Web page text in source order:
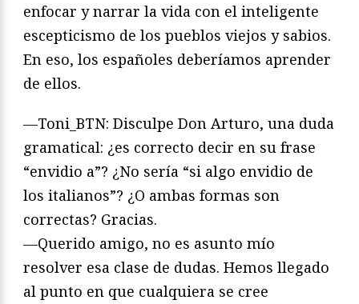
enfocar y narrar la vida con el inteligente
escepticismo de los pueblos viejos y sabios.
En eso, los españoles deberíamos aprender
de ellos.
—Toni_BTN: Disculpe Don Arturo, una duda
gramatical: ¿es correcto decir en su frase
“envidio a”? ¿No sería “si algo envidio de
los italianos”? ¿O ambas formas son
correctas? Gracias.
—Querido amigo, no es asunto mío
resolver esa clase de dudas. Hemos llegado
al punto en que cualquiera se cree